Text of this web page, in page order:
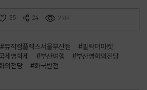
35 24 2.8K
#뮤직컴플렉스서울부산점
#밀락더마켓
제영화제 #부산여행
#부산영화의전당
의전당 #화국반점